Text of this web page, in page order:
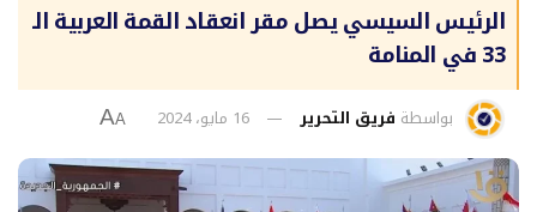
الرئيس السيسي يصل مقر انعقاد القمة العربية الـ
33 في المنامة
بواسطة فريق التحرير 16 مايو، 2024 A
A